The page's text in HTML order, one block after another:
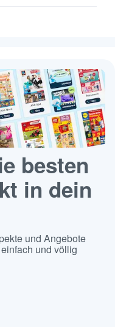
besten
in dein
und Angebote
und völlig